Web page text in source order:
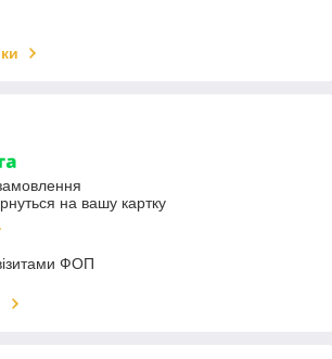
на вашу картку
ФОП